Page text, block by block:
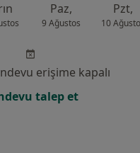
Paz,
9 Ağustos
Pzt,
10
erişime kapalı
talep et